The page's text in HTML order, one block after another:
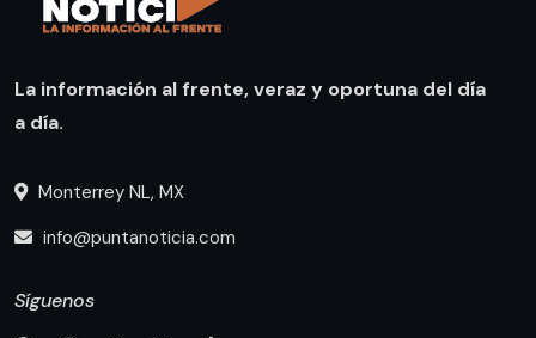
La información al frente, veraz y oportuna del día
a día.
Monterrey NL, MX
info@puntanoticia.com
Síguenos